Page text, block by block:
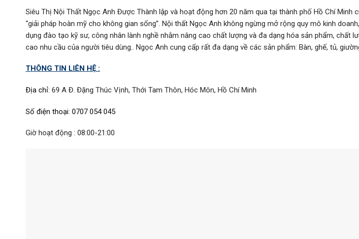
Siêu Thị Nội Thất Ngọc Anh Được Thành lập và hoạt động hơn 20 năm qua tại thành phố Hồ Chí Minh
“giải pháp hoàn mỹ cho không gian sống”. Nội thất Ngọc Anh không ngừng mở rộng quy mô kinh
dụng đào tạo kỹ sư, công nhân lành nghề nhằm nâng cao chất lượng và đa dạng hóa sản phẩm, chất
cao nhu cầu của người tiêu dùng.. Ngọc Anh cung cấp rất đa dạng về các sản phẩm: Bàn, ghế, tủ,
THÔNG TIN LIÊN HỆ :
Địa chỉ: 69 A Đ. Đặng Thúc Vịnh, Thới Tam Thôn, Hóc Môn, Hồ Chí Minh
Số điện thoại: 0707 054 045
Giờ hoạt động : 08:00-21:00